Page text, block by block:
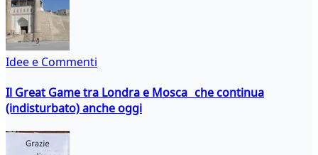
Idee e Commenti
Il Great Game tra Londra e Mosca che continua
(indisturbato) anche oggi